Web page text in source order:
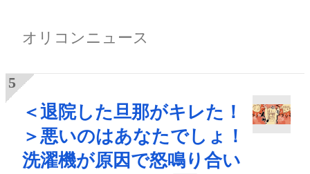
オリコンニュース
＜退院した旦那がキレた！
＞悪いのはあなたでしょ！
洗濯機が原因で怒鳴り合い